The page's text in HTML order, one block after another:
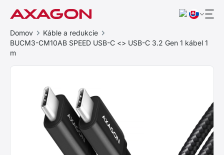
Domov
Káble a redukcie
BUCM3-CM10AB SPEED USB-C <> USB-C 3.2 Gen 1 kábel 1
m